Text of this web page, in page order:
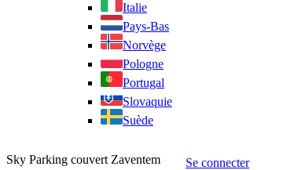
Italie
Pays-Bas
Norvège
Pologne
Portugal
Slovaquie
Suède
Sky Parking couvert Zaventem
Se connecter